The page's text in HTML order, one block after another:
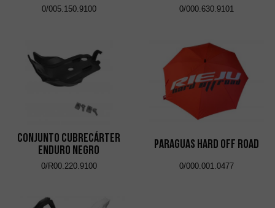
0/005.150.9100 0/000.630.9101
Conjunto Cubrecárter
Enduro Negro
0/R00.220.9100
Paraguas Hard Off Road
0/000.001.0477